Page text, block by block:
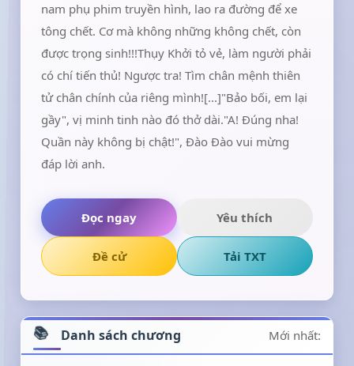
nam phụ phim truyền hình, lao ra đường để xe
tông chết. Cơ mà không những không chết, còn
được trọng sinh!!!Thụy Khởi tỏ vẻ, làm người phải
có chí tiến thủ! Ngược tra! Tìm chân mệnh thiên
tử chân chính của riêng mình![...]"Bảo bối, em lại
gầy", vị minh tinh nào đó thở dài."A! Đúng nha!
Quần này không bị chật!", Đào Đào vui mừng
đáp lời anh.
Đọc ngay Yêu thích
Đề cử Tải TXT
Danh sách chương Mới nhất: